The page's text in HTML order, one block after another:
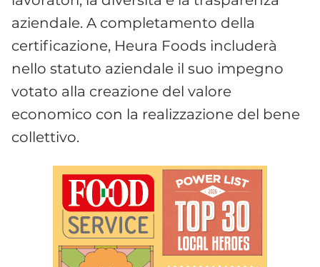
aziendale. A completamento della
certificazione, Heura Foods includerà
nello statuto aziendale il suo impegno
votato alla creazione del valore
economico con la realizzazione del bene
collettivo.